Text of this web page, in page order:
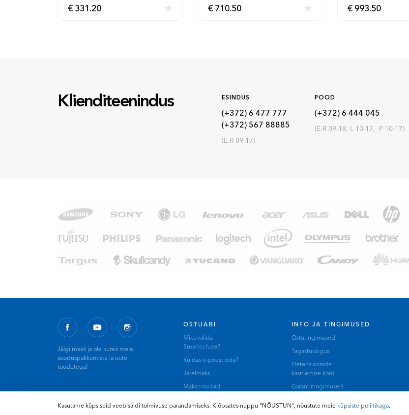
€ 331.20 € 710.50 € 993.50
Klienditeenindus POOD
(+372) 6 444 045
(E-R 09-18, L 10-17, P 10-17)
ESINDUS
(+372) 6 477 777
(+372) 567 88885
(E-R 09-17)
Jälgi meid ja ole kursis meie
sooduspakkumiste ja uute
toodetega!
OSTUABI
Miks valida
Smartech.ee?
Kuidas e-poest osta?
Järelmaks
Maksmisviisid
INFO JA TINGIMUSED
Ostutingimused
Tagastusõigus
Pretensioonide
käsitlemise kord
Garantiitingimused
Kasutame küpsiseid veebisaidi toimivuse parandamiseks. Klõpsates nuppu "NÕUSTUN", nõustute meie küpsiste poliitikaga.